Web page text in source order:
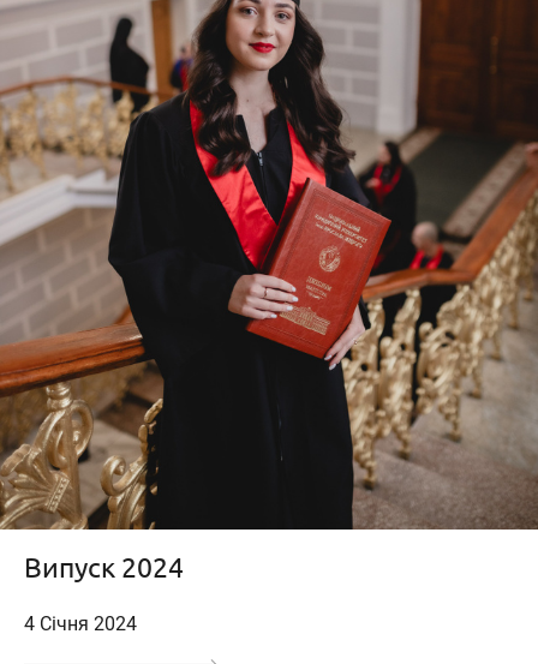
Випуск 2024
4 Січня 2024